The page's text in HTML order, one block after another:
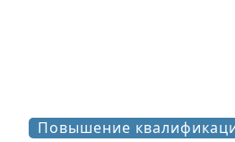
Повышение